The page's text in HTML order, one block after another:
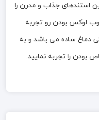
استندهای جذاب و مدرن را
لوکس بودن رو تجربه
دماغ ساده می باشد و به
بودن را تجربه نمایید.